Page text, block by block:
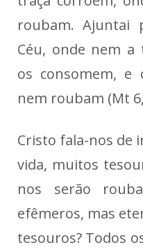
roubam. Ajuntai
Céu, onde nem
os consomem, e
nem roubam (Mt
Cristo fala-nos de
vida, muitos
nos serão
efêmeros, mas
tesouros? Todos